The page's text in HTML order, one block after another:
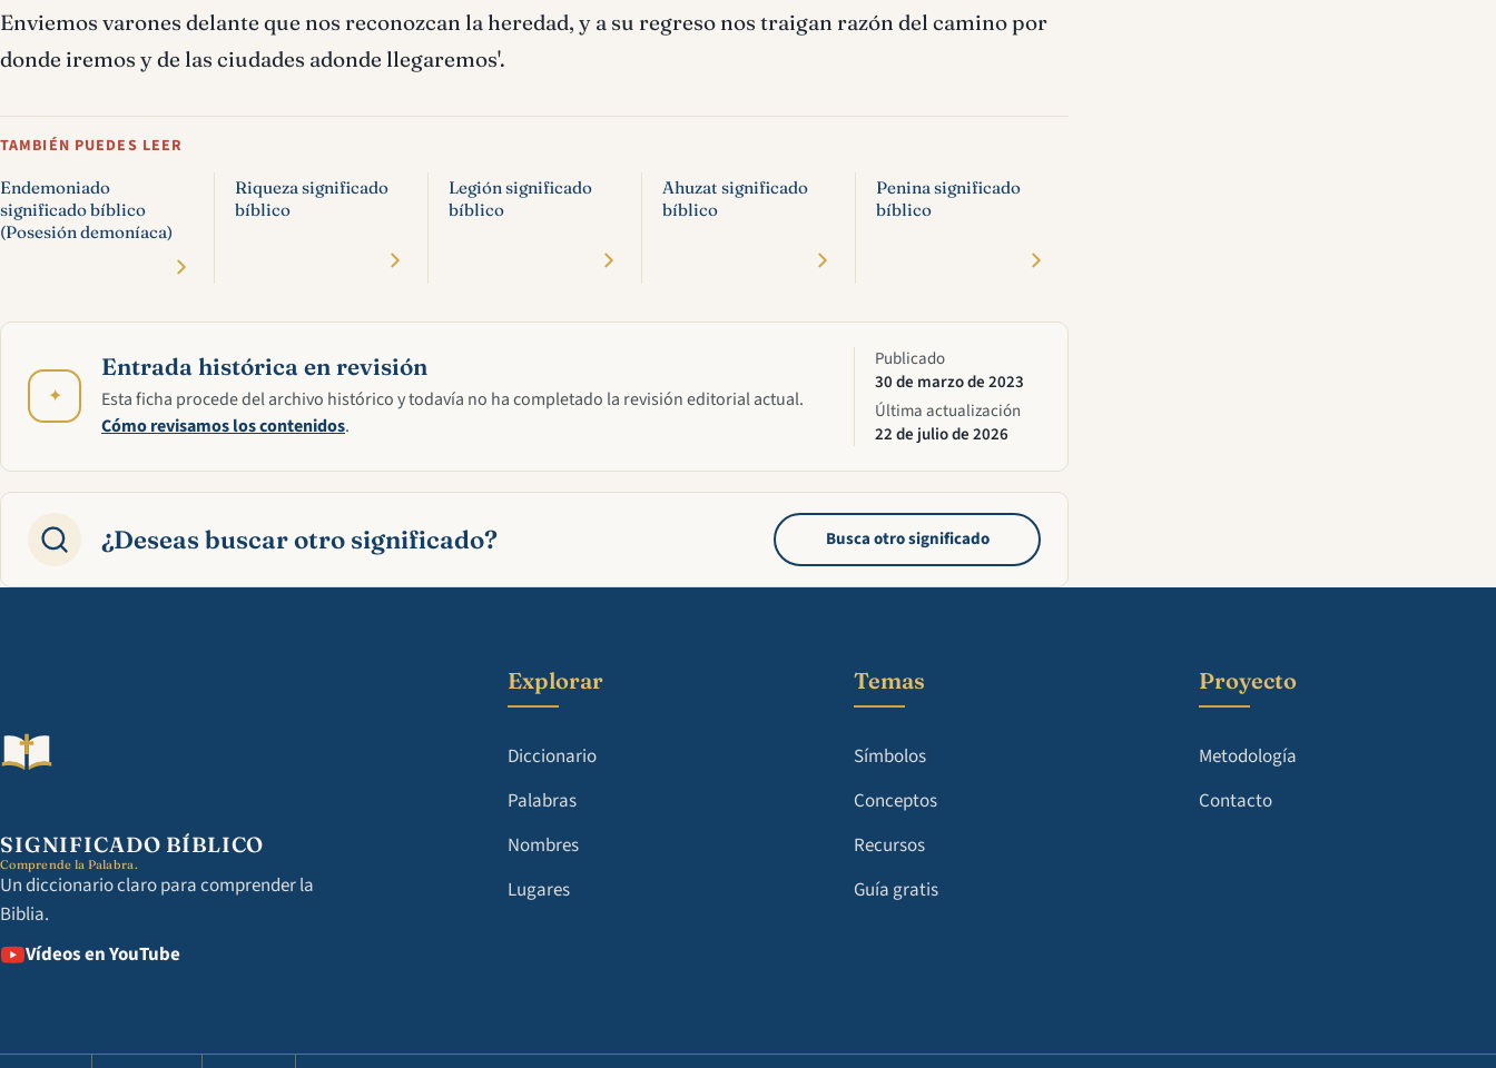
Enviemos varones delante que nos reconozcan la heredad, y a su regreso nos traigan razón del camino por
donde iremos y de las ciudades adonde llegaremos'.
TAMBIÉN PUEDES LEER
Endemoniado
significado bíblico
(Posesión demoníaca)
Riqueza significado
bíblico
Legión significado
bíblico
Ahuzat significado
bíblico
Penina significado
bíblico
✦
Entrada histórica en revisión
Esta ficha procede del archivo histórico y todavía no ha completado la revisión editorial actual.
Cómo revisamos los contenidos.
Publicado
30 de marzo de 2023
Última actualización
22 de julio de 2026
¿Deseas buscar otro significado? Busca otro significado
SIGNIFICADO BÍBLICO
Comprende la Palabra.
Un diccionario claro para comprender la
Biblia.
Vídeos en YouTube
Explorar
Diccionario
Palabras
Nombres
Lugares
Temas
Símbolos
Conceptos
Recursos
Guía gratis
Proyecto
Metodología
Contacto